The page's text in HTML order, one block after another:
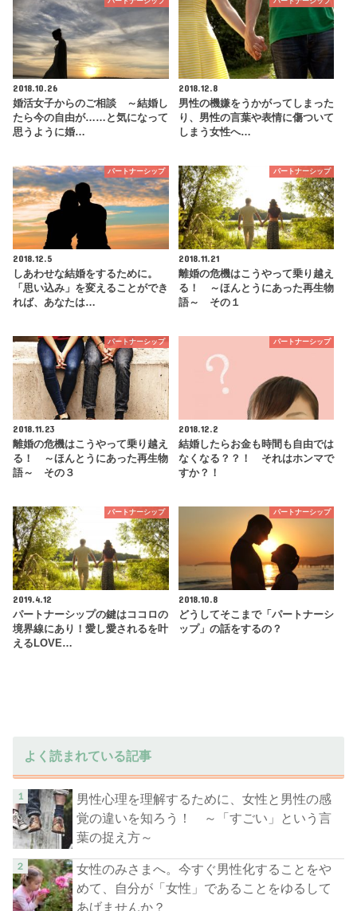
2018.10.26
婚活女子からのご相談 ～結婚し
たら今の自由が……と気になって
思うように婚…
2018.12.8
男性の機嫌をうかがってしまった
り、男性の言葉や表情に傷ついて
しまう女性へ…
パートナーシップ
2018.12.5
しあわせな結婚をするために。
「思い込み」を変えることができ
れば、あなたは…
パートナーシップ
2018.11.21
離婚の危機はこうやって乗り越え
る！ ～ほんとうにあった再生物
語～ その１
パートナーシップ
2018.11.23
離婚の危機はこうやって乗り越え
る！ ～ほんとうにあった再生物
語～ その３
パートナーシップ
2018.12.2
結婚したらお金も時間も自由では
なくなる？？！ それはホンマで
すか？！
パートナーシップ
2019.4.12
パートナーシップの鍵はココロの
境界線にあり！愛し愛されるを叶
えるLOVE…
パートナーシップ
2018.10.8
どうしてそこまで「パートナーシ
ップ」の話をするの？
よく読まれている記事
男性心理を理解するために、女性と男性の感
覚の違いを知ろう！ ～「すごい」という言
葉の捉え方～
女性のみさまへ。今すぐ男性化することをや
めて、自分が「女性」であることをゆるして
あげませんか？